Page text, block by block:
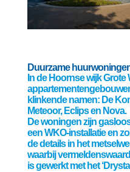
Duurzame
In de Hoornse wijk Grote
klinkende namen: De
Meteoor, Eclips en Nova.
De woningen zijn
een WKO-installatie en
de details in het
waarbij
is gewerkt met het